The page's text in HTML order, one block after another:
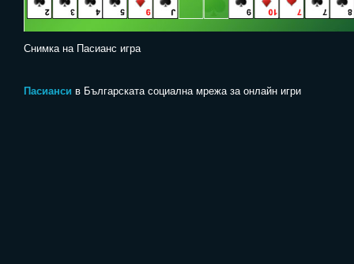
Снимка на Пасианс игра
Пасианси в Българската социална мрежа за онлайн игри